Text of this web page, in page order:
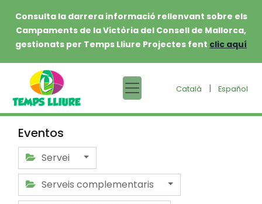
Consulta la darrera informació rellenvant sobre els
Campaments de la Victòria del Consell de Mallorca,
gestionats per Temps Lliure Projectes fent clic aquí
Català | Español
Eventos
Servei
Serveis complementaris